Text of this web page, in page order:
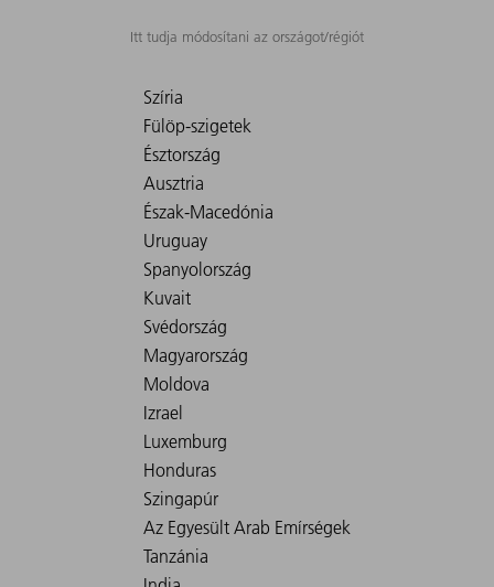
Itt tudja módosítani az országot/régiót